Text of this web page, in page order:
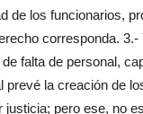
de los funcionarios,
corresponda.
falta de personal,
prevé la creación de
justicia; pero ese, no